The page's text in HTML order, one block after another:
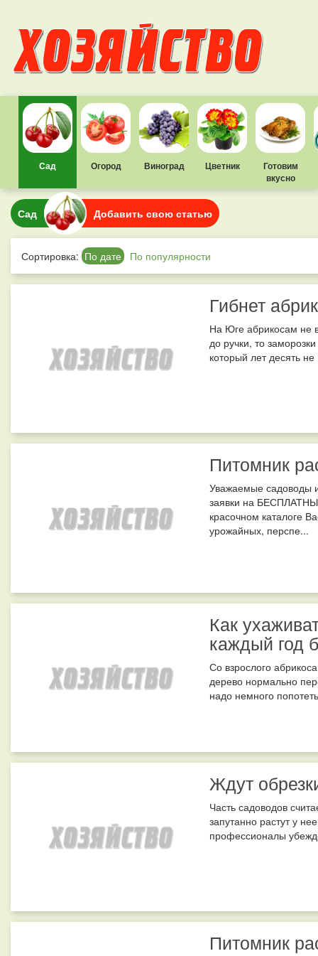
Сад Огород Виноград Цветник
Готовим
вкусно
Сад Добавить свою статью
Сортировка: По дате По популярности
Гибнет
На Юге абрикосам не
до ручки, то
который лет десять
Питомник
Уважаемые садоводы
заявки на
красочном каталоге
урожайных, перспе...
Как
каждый год
Со взрослого
дерево нормально
надо немного
Ждут
Часть садоводов
запутанно растут у
профессионалы
Питомник